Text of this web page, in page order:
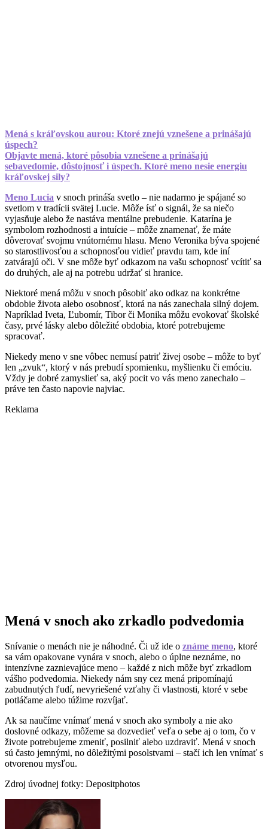
Mená s kráľovskou aurou: Ktoré znejú vznešene a prinášajú
úspech?
Objavte mená, ktoré pôsobia vznešene a prinášajú
sebavedomie, dôstojnosť i úspech. Ktoré meno nesie energiu
kráľovskej sily?
Meno Lucia v snoch prináša svetlo – nie nadarmo je spájané so
svetlom v tradícii svätej Lucie. Môže ísť o signál, že sa niečo
vyjasňuje alebo že nastáva mentálne prebudenie. Katarína je
symbolom rozhodnosti a intuície – môže znamenať, že máte
dôverovať svojmu vnútornému hlasu. Meno Veronika býva spojené
so starostlivosťou a schopnosťou vidieť pravdu tam, kde iní
zatvárajú oči. V sne môže byť odkazom na vašu schopnosť vcítiť sa
do druhých, ale aj na potrebu udržať si hranice.
Niektoré mená môžu v snoch pôsobiť ako odkaz na konkrétne
obdobie života alebo osobnosť, ktorá na nás zanechala silný dojem.
Napríklad Iveta, Ľubomír, Tibor či Monika môžu evokovať školské
časy, prvé lásky alebo dôležité obdobia, ktoré potrebujeme
spracovať.
Niekedy meno v sne vôbec nemusí patriť živej osobe – môže to byť
len „zvuk“, ktorý v nás prebudí spomienku, myšlienku či emóciu.
Vždy je dobré zamyslieť sa, aký pocit vo vás meno zanechalo –
práve ten často napovie najviac.
Reklama
Mená v snoch ako zrkadlo podvedomia
Snívanie o menách nie je náhodné. Či už ide o známe meno, ktoré
sa vám opakovane vynára v snoch, alebo o úplne neznáme, no
intenzívne zaznievajúce meno – každé z nich môže byť zrkadlom
vášho podvedomia. Niekedy nám sny cez mená pripomínajú
zabudnutých ľudí, nevyriešené vzťahy či vlastnosti, ktoré v sebe
potláčame alebo túžime rozvíjať.
Ak sa naučíme vnímať mená v snoch ako symboly a nie ako
doslovné odkazy, môžeme sa dozvedieť veľa o sebe aj o tom, čo v
živote potrebujeme zmeniť, posilniť alebo uzdraviť. Mená v snoch
sú často jemnými, no dôležitými posolstvami – stačí ich len vnímať s
otvorenou mysľou.
Zdroj úvodnej fotky: Depositphotos